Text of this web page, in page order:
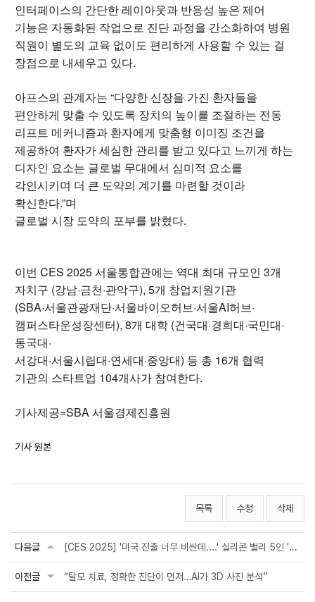
인터페이스의 간단한 레이아웃과 반응성 높은 제어
기능은 자동화된 작업으로 진단 과정을 간소화하여 병원
직원이 별도의 교육 없이도 편리하게 사용할 수 있는 걸
장점으로 내세우고 있다.
아프스의 관계자는 “다양한 신장을 가진 환자들을
편안하게 맞출 수 있도록 장치의 높이를 조절하는 전동
리프트 메커니즘과 환자에게 맞춤형 이미징 조건을
제공하여 환자가 세심한 관리를 받고 있다고 느끼게 하는
디자인 요소는 글로벌 무대에서 심미적 요소를
각인시키며 더 큰 도약의 계기를 마련할 것이라
확신한다.”며
글로벌 시장 도약의 포부를 밝혔다.
이번 CES 2025 서울통합관에는 역대 최대 규모인 3개
자치구 (강남·금천·관악구), 5개 창업지원기관
(SBA·서울관광재단·서울바이오허브·서울AI허브·
캠퍼스타운성장센터), 8개 대학 (건국대·경희대·국민대·
동국대·
서강대·서울시립대·연세대·중앙대) 등 총 16개 협력
기관의 스타트업 104개사가 참여한다.
기사제공=SBA 서울경제진흥원
기사 원본
목록 수정 삭제
다음글 [CES 2025] '미국 진출 너무 비싼데....' 실리콘 밸리 5인 '대안없다' 단언
이전글 “탈모 치료, 정확한 진단이 먼저…AI가 3D 사진 분석”